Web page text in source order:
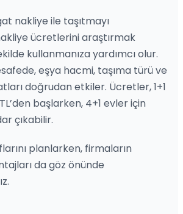
nakliye ile taşıtmayı
ücretlerini araştırmak
kullanmanıza yardımcı olur.
eşya hacmi, taşıma türü ve
doğrudan etkiler. Ücretler, 1+1
başlarken, 4+1 evler için
çıkabilir.
planlarken, firmaların
da göz önünde